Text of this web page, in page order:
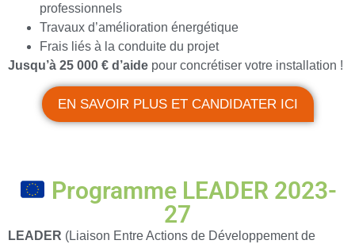
professionnels
Travaux d’amélioration énergétique
Frais liés à la conduite du projet
Jusqu’à 25 000 € d’aide pour concrétiser votre installation !
EN SAVOIR PLUS ET CANDIDATER ICI
Programme LEADER 2023-
27
LEADER (Liaison Entre Actions de Développement de